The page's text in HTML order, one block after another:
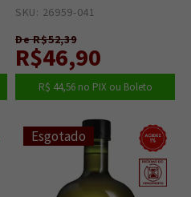
SKU: 26959-041
De R$52,39
R$46,90
R$ 44,56no PIX ou Boleto
Esgotado